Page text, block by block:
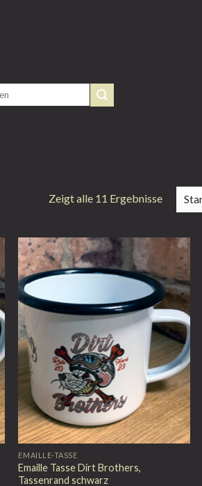
Zeigt alle 11 Ergebnisse
EMAILLE-TASSE
Emaille Tasse Dirt Brothers,
Tassenrand schwarz